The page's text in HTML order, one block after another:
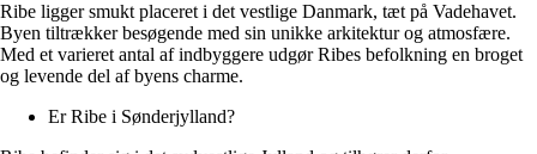
Ribe ligger smukt placeret i det vestlige Danmark, tæt på Vadehavet.
Byen tiltrækker besøgende med sin unikke arkitektur og atmosfære.
Med et varieret antal af indbyggere udgør Ribes befolkning en broget
og levende del af byens charme.
Er Ribe i Sønderjylland?